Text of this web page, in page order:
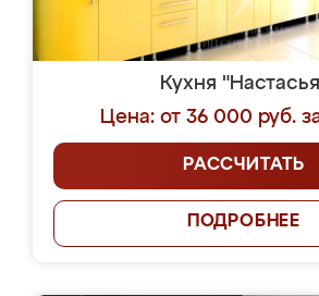
Кухня
Цена: от 36 000 руб.
РАССЧИТАТЬ
ПОДРОБНЕЕ